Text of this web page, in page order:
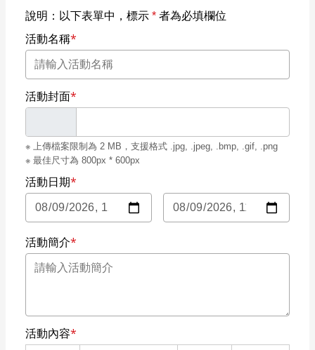
說明：以下表單中，標示 * 者為必填欄位
活動名稱*
活動封面*
※ 上傳檔案限制為 2 MB，支援格式 .jpg, .jpeg, .bmp, .gif, .png
※ 最佳尺寸為 800px * 600px
活動日期*
開始日期時間 結束日期時間
活動簡介*
活動內容*